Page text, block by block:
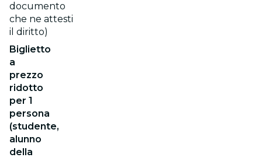
documento
che ne attesti
il diritto)
Biglietto
a
prezzo
ridotto
per 1
persona
(studente,
alunno
della